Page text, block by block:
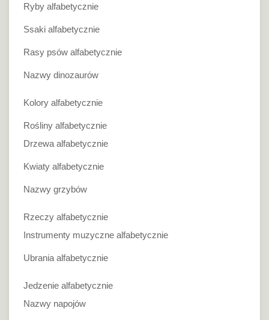
Ryby alfabetycznie
Ssaki alfabetycznie
Rasy psów alfabetycznie
Nazwy dinozaurów
Kolory alfabetycznie
Rośliny alfabetycznie
Drzewa alfabetycznie
Kwiaty alfabetycznie
Nazwy grzybów
Rzeczy alfabetycznie
Instrumenty muzyczne alfabetycznie
Ubrania alfabetycznie
Jedzenie alfabetycznie
Nazwy napojów